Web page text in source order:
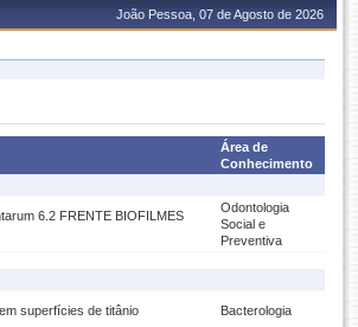
João Pessoa, 07 de Agosto de 2026
Área de
Conhecimento
6.2 FRENTE BIOFILMES
Odontologia
Social e
Preventiva
superfícies de titânio Bacterologia